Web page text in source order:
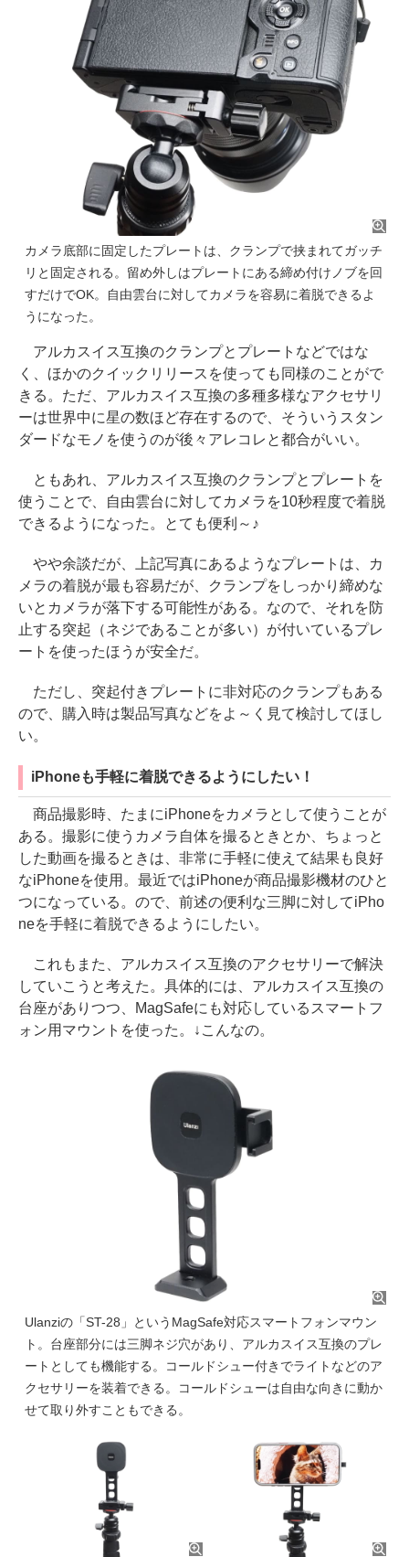
カメラ底部に固定したプレートは、クランプで挟まれてガッチ
リと固定される。留め外しはプレートにある締め付けノブを回
すだけでOK。自由雲台に対してカメラを容易に着脱できるよ
うになった。
アルカスイス互換のクランプとプレートなどではな
く、ほかのクイックリリースを使っても同様のことがで
きる。ただ、アルカスイス互換の多種多様なアクセサリ
ーは世界中に星の数ほど存在するので、そういうスタン
ダードなモノを使うのが後々アレコレと都合がいい。
ともあれ、アルカスイス互換のクランプとプレートを
使うことで、自由雲台に対してカメラを10秒程度で着脱
できるようになった。とても便利～♪
やや余談だが、上記写真にあるようなプレートは、カ
メラの着脱が最も容易だが、クランプをしっかり締めな
いとカメラが落下する可能性がある。なので、それを防
止する突起（ネジであることが多い）が付いているプレ
ートを使ったほうが安全だ。
ただし、突起付きプレートに非対応のクランプもある
ので、購入時は製品写真などをよ～く見て検討してほし
い。
iPhoneも手軽に着脱できるようにしたい！
商品撮影時、たまにiPhoneをカメラとして使うことが
ある。撮影に使うカメラ自体を撮るときとか、ちょっと
した動画を撮るときは、非常に手軽に使えて結果も良好
なiPhoneを使用。最近ではiPhoneが商品撮影機材のひと
つになっている。ので、前述の便利な三脚に対してiPho
neを手軽に着脱できるようにしたい。
これもまた、アルカスイス互換のアクセサリーで解決
していこうと考えた。具体的には、アルカスイス互換の
台座がありつつ、MagSafeにも対応しているスマートフ
ォン用マウントを使った。↓こんなの。
Ulanziの「ST-28」というMagSafe対応スマートフォンマウン
ト。台座部分には三脚ネジ穴があり、アルカスイス互換のプレ
ートとしても機能する。コールドシュー付きでライトなどのア
クセサリーを装着できる。コールドシューは自由な向きに動か
せて取り外すこともできる。